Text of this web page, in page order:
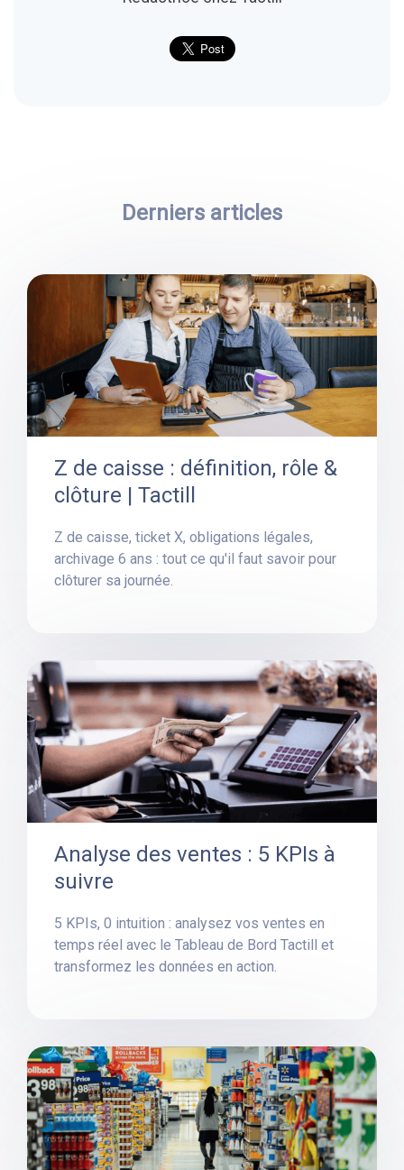
Derniers articles
Z de caisse : définition, rôle &
clôture | Tactill
Z de caisse, ticket X, obligations légales,
archivage 6 ans : tout ce qu'il faut savoir pour
clôturer sa journée.
Analyse des ventes : 5 KPIs à
suivre
5 KPIs, 0 intuition : analysez vos ventes en
temps réel avec le Tableau de Bord Tactill et
transformez les données en action.